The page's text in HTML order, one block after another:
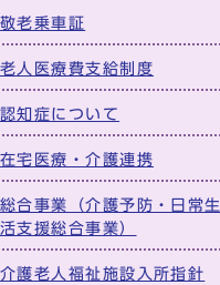
敬老乗車証
老人医療費支給制度
認知症について
在宅医療・介護連携
総合事業（介護予防・日常生
活支援総合事業）
介護老人福祉施設入所指針